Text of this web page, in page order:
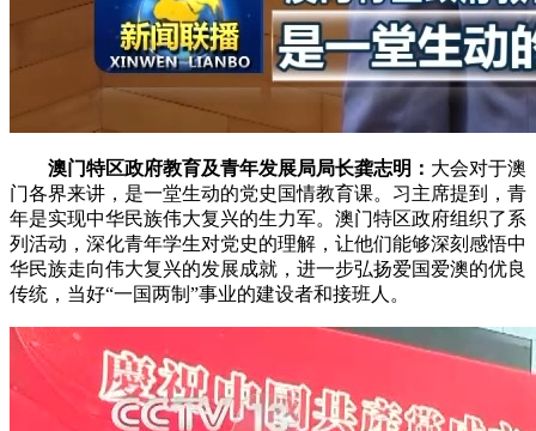
澳门特区政府教育及青年发展局局长龚志明： 大会对于澳
门各界来讲，是一堂生动的党史国情教育课。习主席提到，青
年是实现中华民族伟大复兴的生力军。澳门特区政府组织了系
列活动，深化青年学生对党史的理解，让他们能够深刻感悟中
华民族走向伟大复兴的发展成就，进一步弘扬爱国爱澳的优良
传统，当好“一国两制”事业的建设者和接班人。